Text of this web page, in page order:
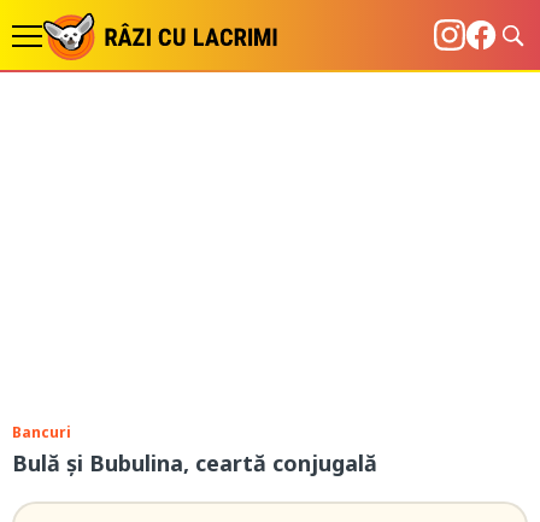
Bancuri
Bulă și Bubulina, ceartă conjugală